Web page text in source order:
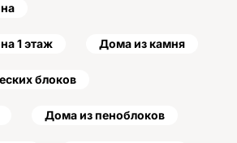
1 этаж Дома из камня
блоков
Дома из пеноблоков